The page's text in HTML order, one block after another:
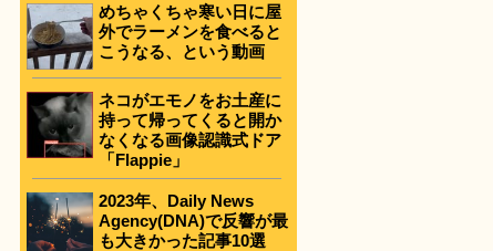
めちゃくちゃ寒い日に屋
外でラーメンを食べると
こうなる、という動画
ネコがエモノをお土産に
持って帰ってくると開か
なくなる画像認識式ドア
「Flappie」
2023年、Daily News
Agency(DNA)で反響が最
も大きかった記事10選